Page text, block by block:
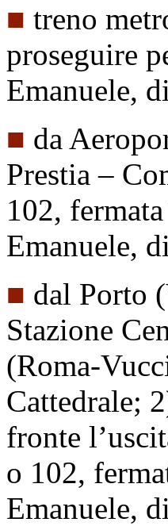
■ treno
proseguire
Emanuele,
■ da
Prestia –
102,
Emanuele,
■ dal Porto
Stazione
(Roma-
Cattedrale;
fronte
o 102,
Emanuele,